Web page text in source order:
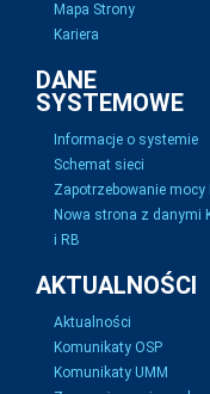
Mapa Strony
Kariera
DANE
SYSTEMOWE
Informacje o systemie
Schemat sieci
Zapotrzebowanie mocy
Nowa strona z danymi
i RB
AKTUALNOŚCI
Aktualności
Komunikaty OSP
Komunikaty UMM